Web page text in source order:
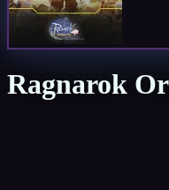
Ragnarok